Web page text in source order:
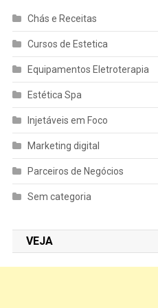
Chás e Receitas
Cursos de Estetica
Equipamentos Eletroterapia
Estética Spa
Injetáveis em Foco
Marketing digital
Parceiros de Negócios
Sem categoria
VEJA